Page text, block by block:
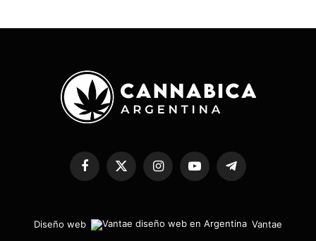
FacebookX
(Twitter)
InstagramYouTube Telegram
Diseño web Vantae